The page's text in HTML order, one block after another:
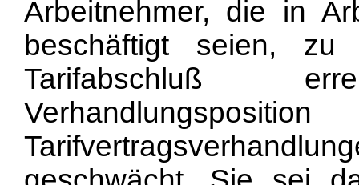
Arbeitnehmer, die in
beschäftigt seien,
Tarifabschluß
Verhand